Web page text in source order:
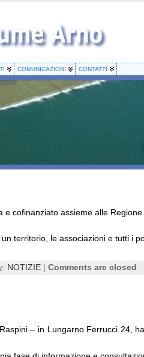
COMUNICAZIONI CONTATTI
cofinanziato assieme alle
territorio, le associazioni e tutti i
NOTIZIE| Comments are closed
– in Lungarno Ferrucci 24,